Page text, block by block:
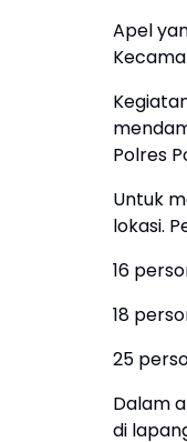
Apel
Polres
Untuk
lokasi.
16
18
25
Dalam
di